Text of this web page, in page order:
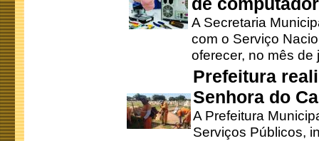
A Secretaria
com o Serviço
oferecer, no mês de
Prefeitura
Senhora do
A Prefeitura
Serviços Públicos,